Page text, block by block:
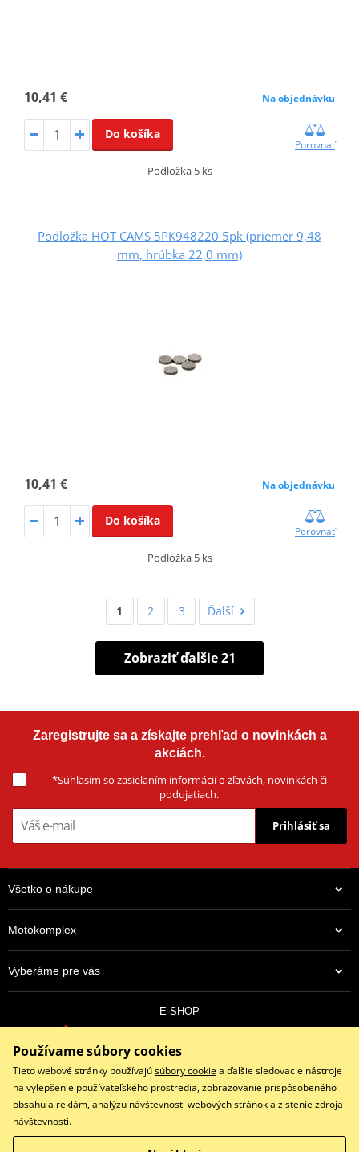
10,41 € Na objednávku
Do košíka
Porovnať
Podložka 5 ks
Podložka HOT CAMS 5PK948220 5pk (priemer 9,48
mm, hrúbka 22,0 mm)
10,41 € Na objednávku
Do košíka
Porovnať
Podložka 5 ks
1 2 3 Ďalší
Zobraziť ďalšie 21
Zaregistrujte sa a získajte prehľad o novinkách a
akciách.
*Súhlasím so zasielaním informácií o zľavách, novinkách či
podujatiach.
Prihlásiť sa
Všetko o nákupe
Motokomplex
Vyberáme pre vás
E-SHOP
objednavky@eshopmotokomplex.sk
Po - Pia: 8:30-17:00 | Nedeľa: ZATVORENÉ
Facebook
Používame súbory cookies
Tieto webové stránky používajúsúbory cookiea ďalšie sledovacie nástroje
na vylepšenie používateľského prostredia, zobrazovanie prispôsobeného
obsahu a reklám, analýzu návštevnosti webových stránok a zistenie zdroja
návštevnosti.